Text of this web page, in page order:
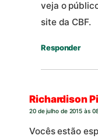
veja o
site da CBF.
Responder
Richardison
20 de julho de 2015 às
Vocês estão